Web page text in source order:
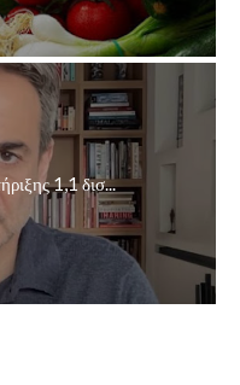
1,1 δισ...